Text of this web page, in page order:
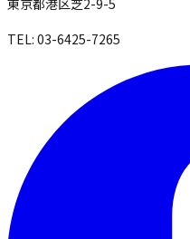
TEL: 03-6425-7265